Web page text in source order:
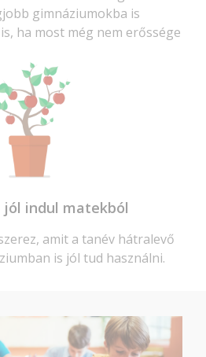
gimnáziumokba is
ha most még nem erőssége
jól indul matekból
amit a tanév hátralevő
is jól tud használni.